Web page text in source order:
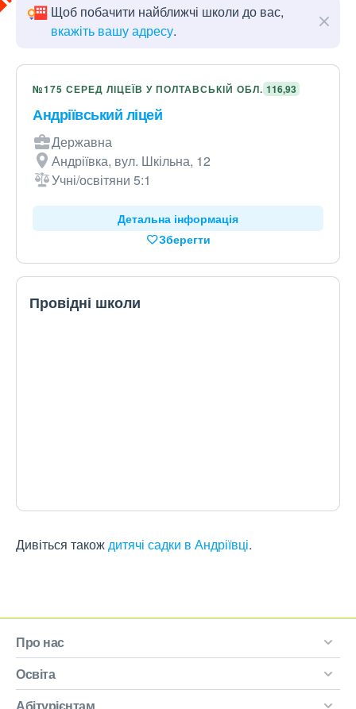
Щоб побачити найближчі школи до вас,
вкажіть вашу адресу.
№175 СЕРЕД ЛІЦЕЇВ У ПОЛТАВСЬКІЙ ОБЛ. 116,93
Андріївський ліцей
Державна
Андріївка, вул. Шкільна, 12
Учні/освітяни 5:1
Детальна інформація
Зберегти
Провідні школи
Дивіться такождитячі садки в Андріївці.
Про нас
Освіта